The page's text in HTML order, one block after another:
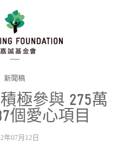
繁體
新聞稿
極參與 275萬
個愛心項目
年07月12日